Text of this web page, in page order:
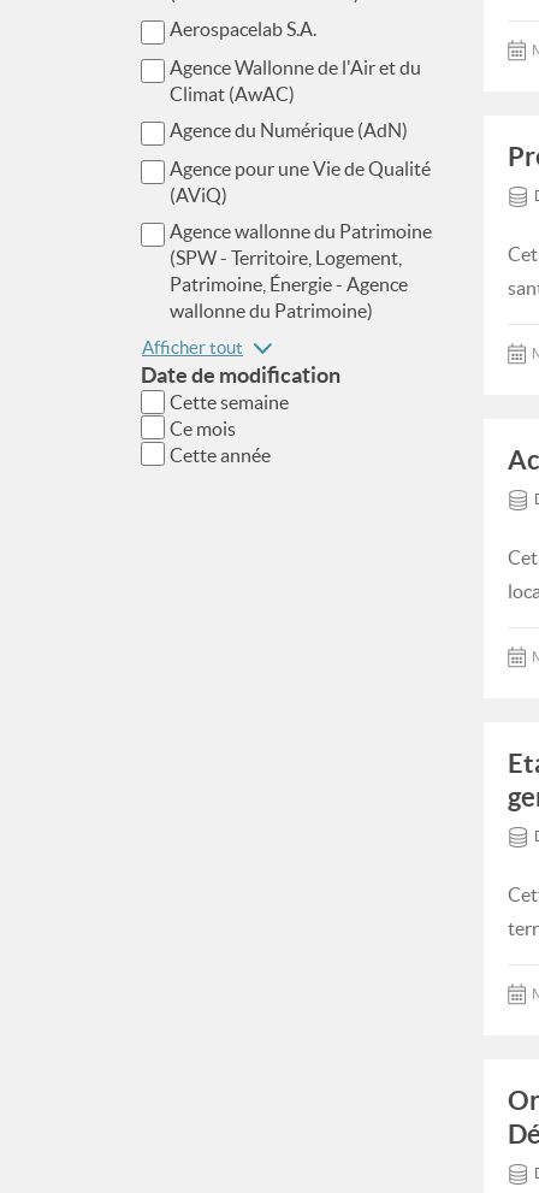
Aerospacelab S.A.
Agence Wallonne de l'Air et du
Climat (AwAC)
Agence du Numérique (AdN)
Agence pour une Vie de Qualité
(AViQ)
Agence wallonne du Patrimoine
(SPW - Territoire, Logement,
Patrimoine, Énergie - Agence
wallonne du Patrimoine)
Afficher tout
Date de modification
Cette semaine
Ce mois
Cette année